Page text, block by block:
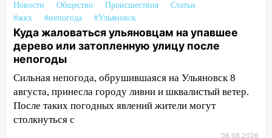
14:26
Жители Ульяновска сами
пытаются расчистить ливнёвки, не
дождавшись коммунальщиков
14:16 Шторм продолжает ломать город:
на улице Любови Шевцовой рухнул
светофор
14:14 Студента из Ульяновска обманули
мошенники под видом преподавателя
Новости Общество Происшествия
Статьи
#жкх
#непогода #Ульяновск
Куда жаловаться ульяновцам на упавшее
дерево или затопленную улицу после
непогоды
Сильная непогода, обрушившаяся на Ульяновск 8
августа, принесла городу ливни и шквалистый ветер.
После таких погодных явлений жители могут
столкнуться с
08.08.2026